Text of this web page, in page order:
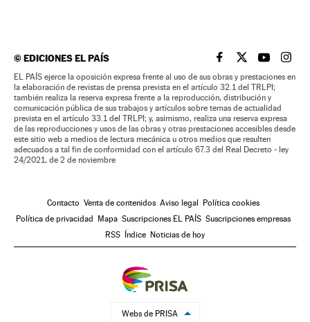
©EDICIONES EL PAÍS EL PAÍS BRASIL EN
EL PAÍSEL PAÍS
EL
EL PAÍS ejerce la oposición expresa frente al uso de sus obras y prestaciones en
la elaboración de revistas de prensa prevista en el artículo 32.1 del TRLPI;
también realiza la reserva expresa frente a la reproducción, distribución y
comunicación pública de sus trabajos y artículos sobre temas de actualidad
prevista en el artículo 33.1 del TRLPI; y, asimismo, realiza una reserva expresa
de las reproducciones y usos de las obras y otras prestaciones accesibles desde
este sitio web a medios de lectura mecánica u otros medios que resulten
adecuados a tal fin de conformidad con el artículo 67.3 del Real Decreto - ley
24/2021, de 2 de noviembre
Contacto Venta de contenidos Aviso legal Política cookies
Política de privacidad Mapa Suscripciones EL PAÍS Suscripciones empresas
RSS Índice Noticias de hoy
Webs de PRISA